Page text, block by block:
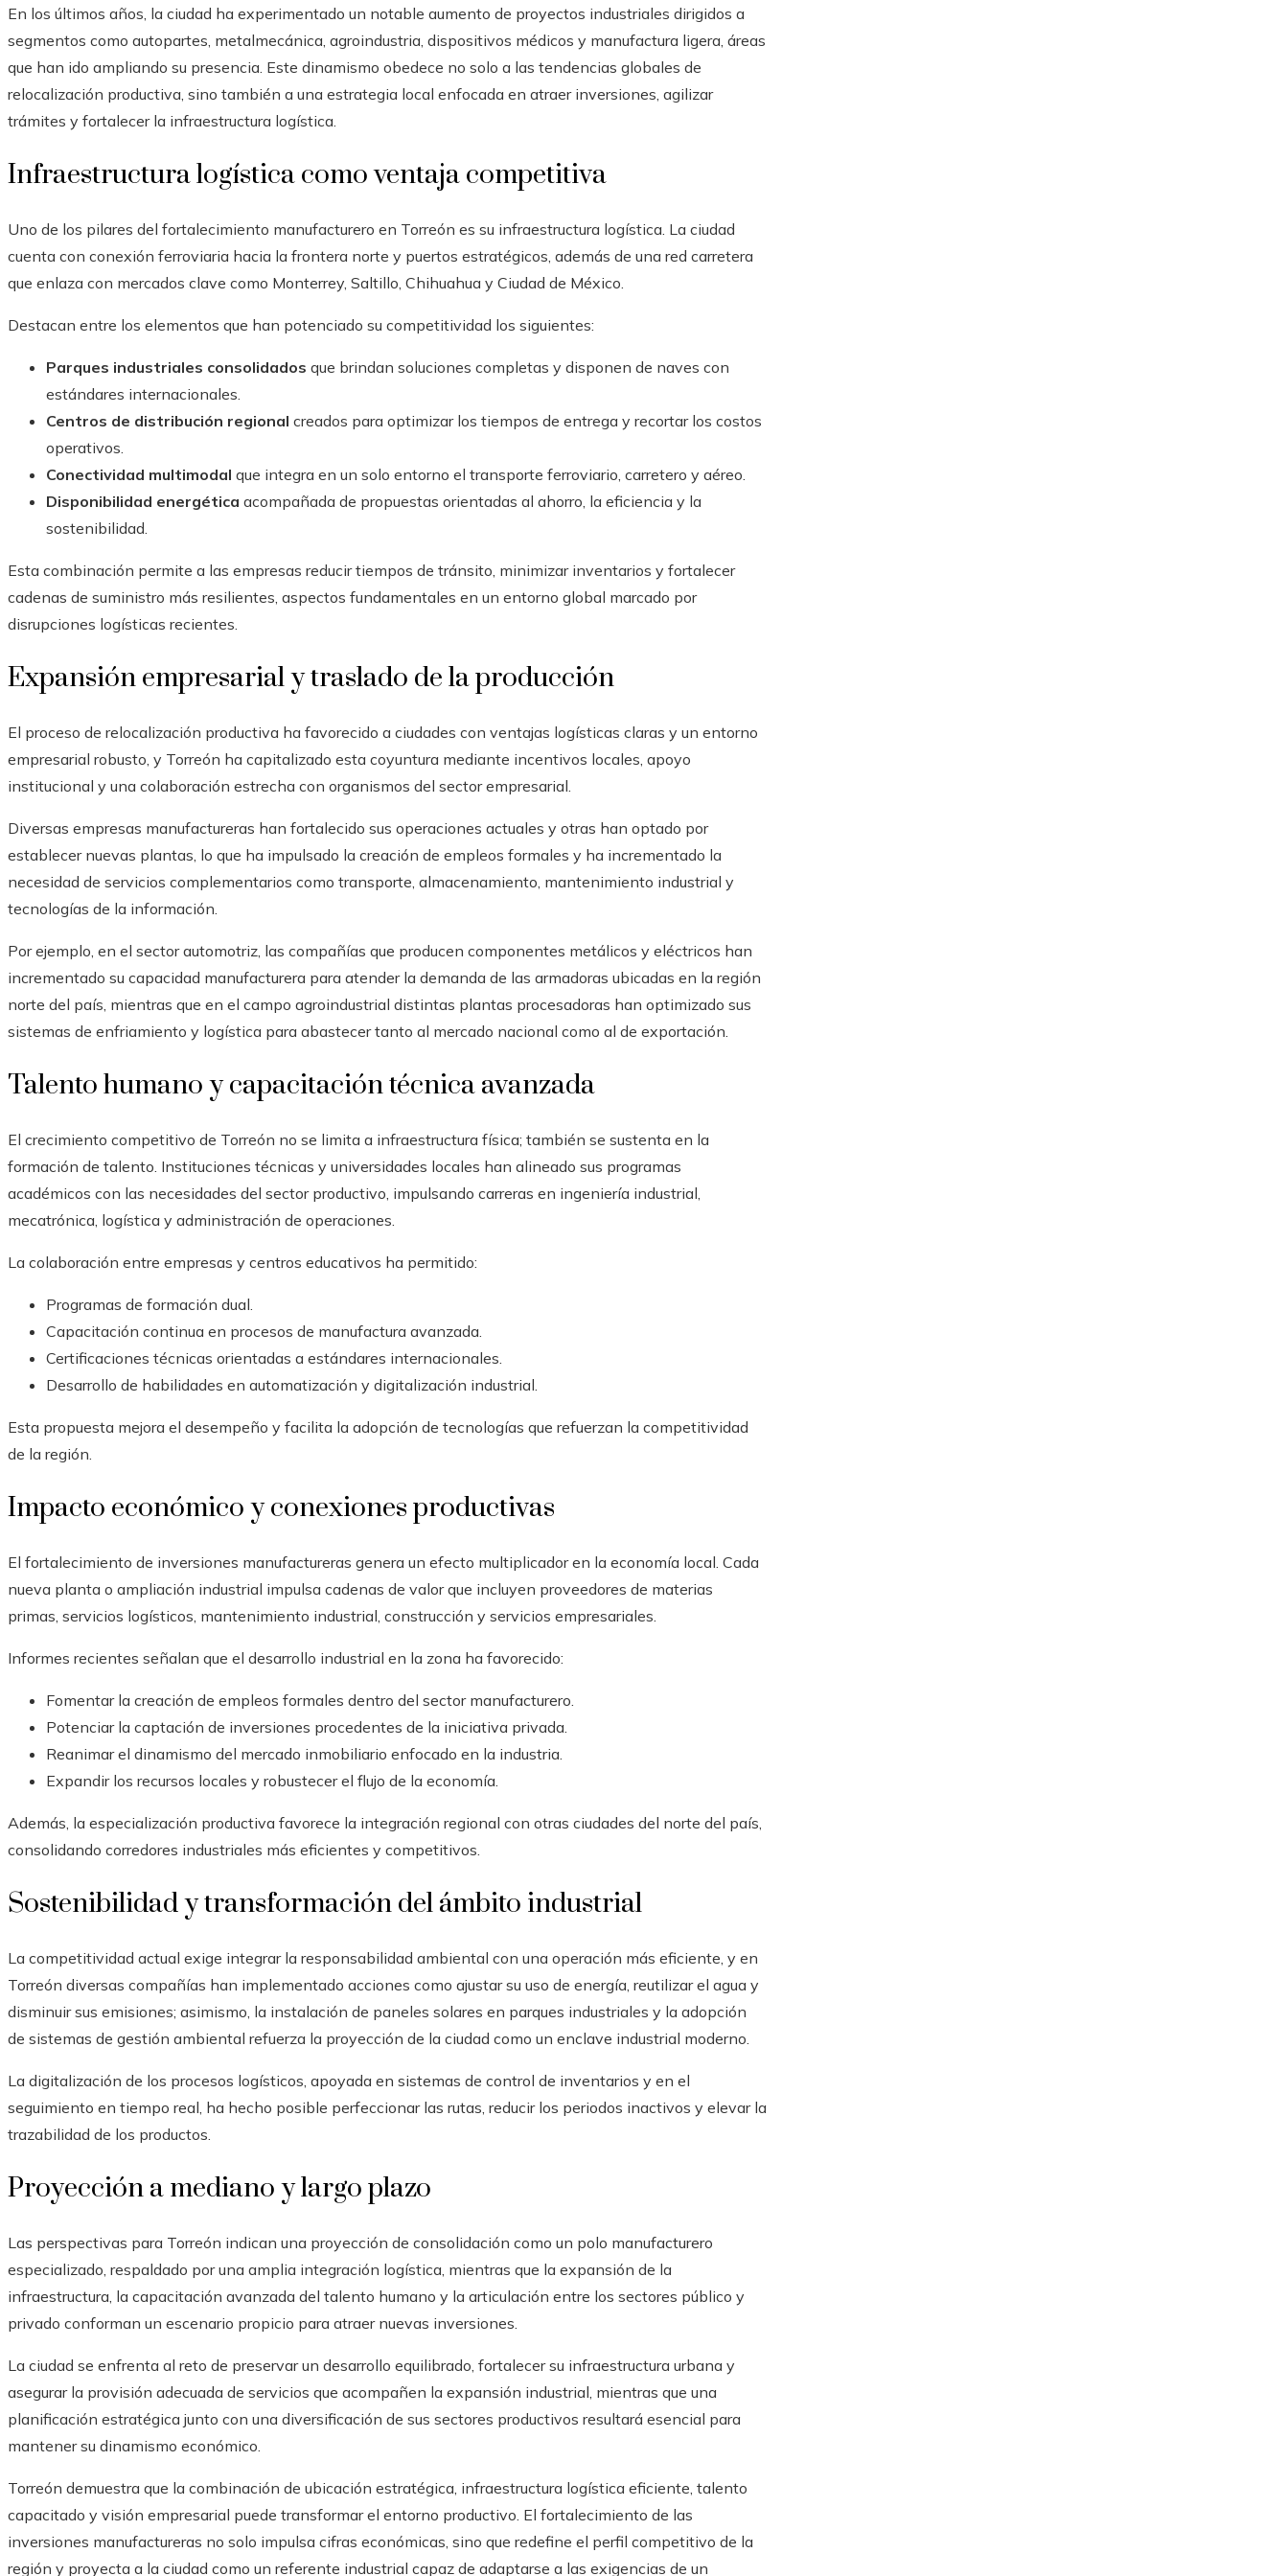
En los últimos años, la ciudad ha experimentado un notable aumento de proyectos industriales dirigidos a
segmentos como autopartes, metalmecánica, agroindustria, dispositivos médicos y manufactura ligera, áreas
que han ido ampliando su presencia. Este dinamismo obedece no solo a las tendencias globales de
relocalización productiva, sino también a una estrategia local enfocada en atraer inversiones, agilizar
trámites y fortalecer la infraestructura logística.
Infraestructura logística como ventaja competitiva
Uno de los pilares del fortalecimiento manufacturero en Torreón es su infraestructura logística. La ciudad
cuenta con conexión ferroviaria hacia la frontera norte y puertos estratégicos, además de una red carretera
que enlaza con mercados clave como Monterrey, Saltillo, Chihuahua y Ciudad de México.
Destacan entre los elementos que han potenciado su competitividad los siguientes:
Parques industriales consolidados que brindan soluciones completas y disponen de naves con
estándares internacionales.
Centros de distribución regional creados para optimizar los tiempos de entrega y recortar los costos
operativos.
Conectividad multimodal que integra en un solo entorno el transporte ferroviario, carretero y aéreo.
Disponibilidad energética acompañada de propuestas orientadas al ahorro, la eficiencia y la
sostenibilidad.
Esta combinación permite a las empresas reducir tiempos de tránsito, minimizar inventarios y fortalecer
cadenas de suministro más resilientes, aspectos fundamentales en un entorno global marcado por
disrupciones logísticas recientes.
Expansión empresarial y traslado de la producción
El proceso de relocalización productiva ha favorecido a ciudades con ventajas logísticas claras y un entorno
empresarial robusto, y Torreón ha capitalizado esta coyuntura mediante incentivos locales, apoyo
institucional y una colaboración estrecha con organismos del sector empresarial.
Diversas empresas manufactureras han fortalecido sus operaciones actuales y otras han optado por
establecer nuevas plantas, lo que ha impulsado la creación de empleos formales y ha incrementado la
necesidad de servicios complementarios como transporte, almacenamiento, mantenimiento industrial y
tecnologías de la información.
Por ejemplo, en el sector automotriz, las compañías que producen componentes metálicos y eléctricos han
incrementado su capacidad manufacturera para atender la demanda de las armadoras ubicadas en la región
norte del país, mientras que en el campo agroindustrial distintas plantas procesadoras han optimizado sus
sistemas de enfriamiento y logística para abastecer tanto al mercado nacional como al de exportación.
Talento humano y capacitación técnica avanzada
El crecimiento competitivo de Torreón no se limita a infraestructura física; también se sustenta en la
formación de talento. Instituciones técnicas y universidades locales han alineado sus programas
académicos con las necesidades del sector productivo, impulsando carreras en ingeniería industrial,
mecatrónica, logística y administración de operaciones.
La colaboración entre empresas y centros educativos ha permitido:
Programas de formación dual.
Capacitación continua en procesos de manufactura avanzada.
Certificaciones técnicas orientadas a estándares internacionales.
Desarrollo de habilidades en automatización y digitalización industrial.
Esta propuesta mejora el desempeño y facilita la adopción de tecnologías que refuerzan la competitividad
de la región.
Impacto económico y conexiones productivas
El fortalecimiento de inversiones manufactureras genera un efecto multiplicador en la economía local. Cada
nueva planta o ampliación industrial impulsa cadenas de valor que incluyen proveedores de materias
primas, servicios logísticos, mantenimiento industrial, construcción y servicios empresariales.
Informes recientes señalan que el desarrollo industrial en la zona ha favorecido:
Fomentar la creación de empleos formales dentro del sector manufacturero.
Potenciar la captación de inversiones procedentes de la iniciativa privada.
Reanimar el dinamismo del mercado inmobiliario enfocado en la industria.
Expandir los recursos locales y robustecer el flujo de la economía.
Además, la especialización productiva favorece la integración regional con otras ciudades del norte del país,
consolidando corredores industriales más eficientes y competitivos.
Sostenibilidad y transformación del ámbito industrial
La competitividad actual exige integrar la responsabilidad ambiental con una operación más eficiente, y en
Torreón diversas compañías han implementado acciones como ajustar su uso de energía, reutilizar el agua y
disminuir sus emisiones; asimismo, la instalación de paneles solares en parques industriales y la adopción
de sistemas de gestión ambiental refuerza la proyección de la ciudad como un enclave industrial moderno.
La digitalización de los procesos logísticos, apoyada en sistemas de control de inventarios y en el
seguimiento en tiempo real, ha hecho posible perfeccionar las rutas, reducir los periodos inactivos y elevar la
trazabilidad de los productos.
Proyección a mediano y largo plazo
Las perspectivas para Torreón indican una proyección de consolidación como un polo manufacturero
especializado, respaldado por una amplia integración logística, mientras que la expansión de la
infraestructura, la capacitación avanzada del talento humano y la articulación entre los sectores público y
privado conforman un escenario propicio para atraer nuevas inversiones.
La ciudad se enfrenta al reto de preservar un desarrollo equilibrado, fortalecer su infraestructura urbana y
asegurar la provisión adecuada de servicios que acompañen la expansión industrial, mientras que una
planificación estratégica junto con una diversificación de sus sectores productivos resultará esencial para
mantener su dinamismo económico.
Torreón demuestra que la combinación de ubicación estratégica, infraestructura logística eficiente, talento
capacitado y visión empresarial puede transformar el entorno productivo. El fortalecimiento de las
inversiones manufactureras no solo impulsa cifras económicas, sino que redefine el perfil competitivo de la
región y proyecta a la ciudad como un referente industrial capaz de adaptarse a las exigencias de un